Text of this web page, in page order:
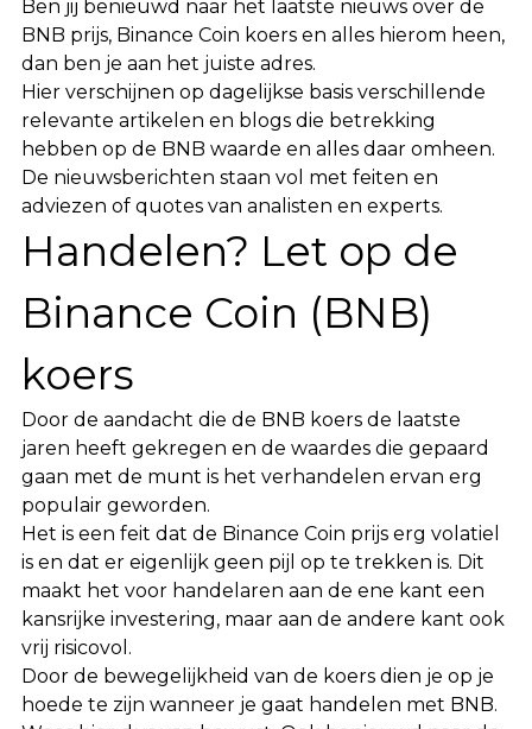
Ben jij benieuwd naar het laatste nieuws over de
BNB prijs, Binance Coin koers en alles hierom heen,
dan ben je aan het juiste adres.
Hier verschijnen op dagelijkse basis verschillende
relevante artikelen en blogs die betrekking
hebben op de BNB waarde en alles daar omheen.
De nieuwsberichten staan vol met feiten en
adviezen of quotes van analisten en experts.
Handelen? Let op de
Binance Coin (BNB)
koers
Door de aandacht die de BNB koers de laatste
jaren heeft gekregen en de waardes die gepaard
gaan met de munt is het verhandelen ervan erg
populair geworden.
Het is een feit dat de Binance Coin prijs erg volatiel
is en dat er eigenlijk geen pijl op te trekken is. Dit
maakt het voor handelaren aan de ene kant een
kansrijke investering, maar aan de andere kant ook
vrij risicovol.
Door de bewegelijkheid van de koers dien je op je
hoede te zijn wanneer je gaat handelen met BNB.